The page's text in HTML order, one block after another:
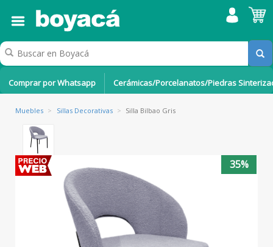
Comprar por Whatsapp Cerámicas/Porcelanatos/Piedras
Muebles > Sillas Decorativas > Silla Bilbao Gris
35%